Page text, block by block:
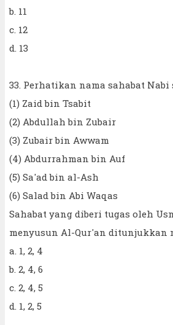
b. 11
c. 12
d. 13
33. Perhatikan nama sahabat Nabi
(1) Zaid bin Tsabit
(2) Abdullah bin Zubair
(3) Zubair bin Awwam
(4) Abdurrahman bin Auf
(5) Sa'ad bin al-Ash
(6) Salad bin Abi Waqas
Sahabat yang diberi tugas oleh
menyusun Al-Qur'an ditunjukkan
a. 1, 2, 4
b. 2, 4, 6
c. 2, 4, 5
d. 1, 2, 5